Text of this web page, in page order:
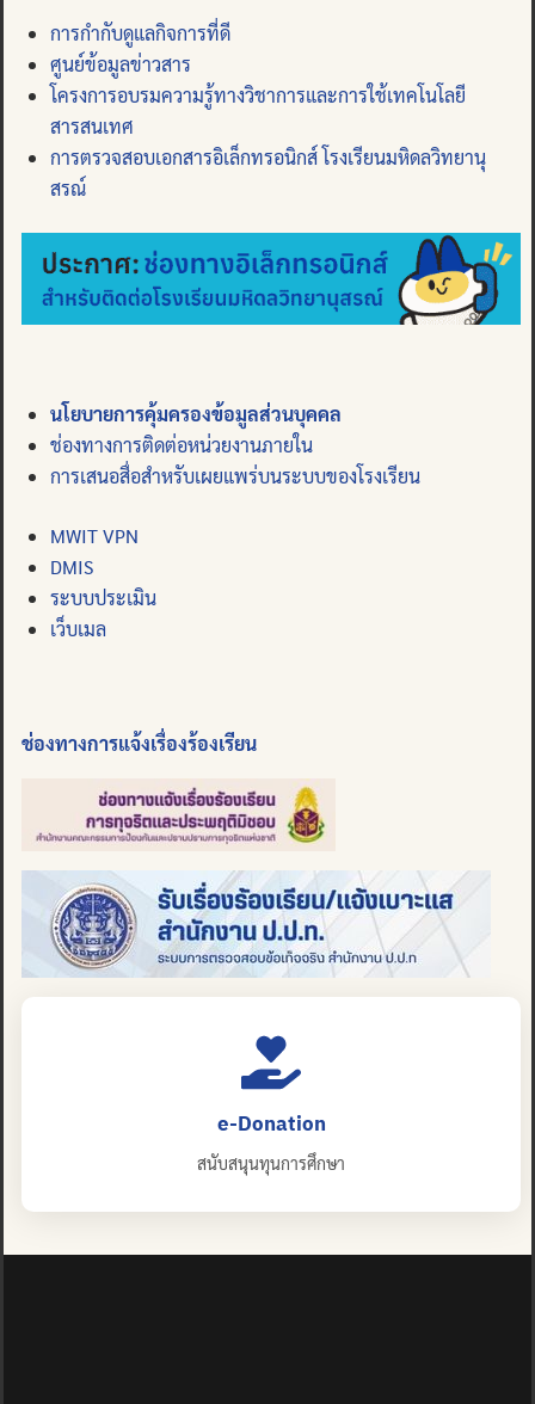
การกำกับดูแลกิจการที่ดี
ศูนย์ข้อมูลข่าวสาร
โครงการอบรมความรู้ทางวิชาการและการใช้เทคโนโลยี
สารสนเทศ
การตรวจสอบเอกสารอิเล็กทรอนิกส์ โรงเรียนมหิดลวิทยานุ
สรณ์
นโยบายการคุ้มครองข้อมูลส่วนบุคคล
ช่องทางการติดต่อหน่วยงานภายใน
การเสนอสื่อสำหรับเผยแพร่บนระบบของโรงเรียน
MWIT VPN
DMIS
ระบบประเมิน
เว็บเมล
ช่องทางการแจ้งเรื่องร้องเรียน
e-Donation
สนับสนุนทุนการศึกษา